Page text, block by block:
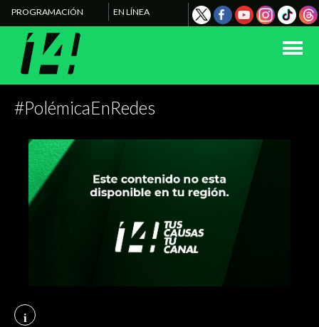
PROGRAMACIÓN EN LÍNEA
#PolémicaEnRedes
i